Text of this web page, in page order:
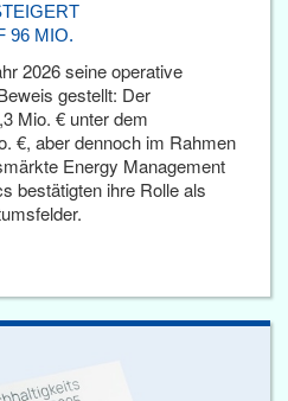
96 MIO.
2026 seine operative
gestellt: Der
Mio. € unter dem
€, aber dennoch im Rahmen
Energy Management
bestätigten ihre Rolle als